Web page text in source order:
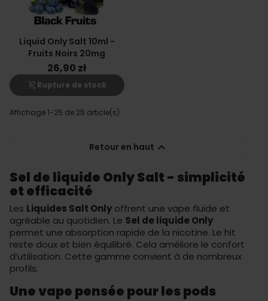
Liquid Only Salt 10ml -
Fruits Noirs 20mg
26,90 zł
shopping_cart_off Rupture de stock
Affichage 1-25 de 25 article(s)
Retour en haut 
Sel de liquide Only Salt - simplicité
et efficacité
Les Liquides Salt Only offrent une vape fluide et
agréable au quotidien. Le Sel de liquide Only
permet une absorption rapide de la nicotine. Le hit
reste doux et bien équilibré. Cela améliore le confort
d’utilisation. Cette gamme convient à de nombreux
profils.
Une vape pensée pour les pods